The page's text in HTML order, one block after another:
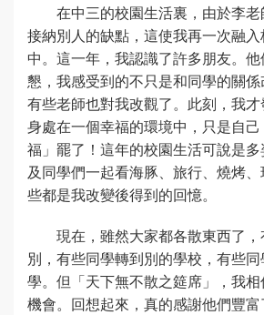
在中三的校園生活裏，由於李
接納別人的缺點，這使我再一次融
中。這一年，我認識了許多朋友。
懇，我感受到的不只是和同學的關
有些老師也對我改觀了。此刻，我
身處在一個幸福的環境中，只是自
福」罷了！這年的校園生活可說是
及同學們一起看海豚、旅行、燒烤
些都是我改變後得到的回憶。
現在，雖然大家都各散東西了
別，有些同學轉到別的學校，有些
學。但「天下無不散之筵席」，我
機會。回想起來，真的感謝他們豐富